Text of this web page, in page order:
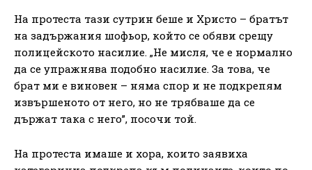
На протеста тази сутрин беше и Христо – братът
на задържания шофьор, който се обяви срещу
полицейското насилие. „Не мисля, че е нормално
да се упражнява подобно насилие. За това, че
брат ми е виновен – няма спор и не подкрепям
извършеното от него, но не трябваше да се
държат така с него”, посочи той.
На протеста имаше и хора, които заявиха